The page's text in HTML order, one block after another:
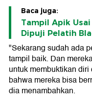
Baca juga:
Tampil Apik
Dipuji Pelatih
"Sekarang sudah ada
tampil baik. Dan
untuk membuktikan
bahwa mereka bisa
dia menambahkan.